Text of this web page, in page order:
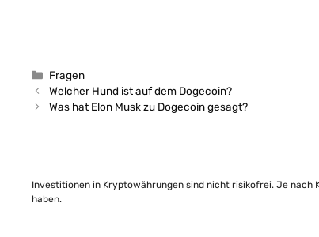
Kategorien
Fragen
Welcher Hund ist auf dem Dogecoin?
Was hat Elon Musk zu Dogecoin gesagt?
Investitionen in Kryptowährungen sind nicht risikofrei. Je nach
haben.